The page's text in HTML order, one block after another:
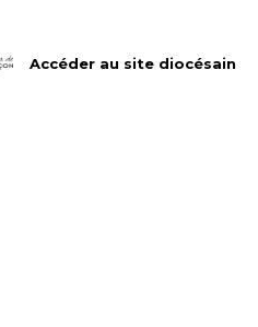
Accéder au site diocésain